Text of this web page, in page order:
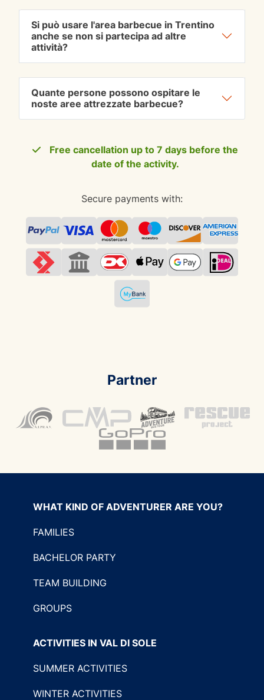
Si può usare l'area barbecue in Trentino
anche se non si partecipa ad altre
attività?
Quante persone possono ospitare le
noste aree attrezzate barbecue?
Free cancellation up to 7 days before the
date of the activity.
Secure payments with:
Partner
WHAT KIND OF ADVENTURER ARE YOU?
FAMILIES
BACHELOR PARTY
TEAM BUILDING
GROUPS
ACTIVITIES IN VAL DI SOLE
SUMMER ACTIVITIES
WINTER ACTIVITIES